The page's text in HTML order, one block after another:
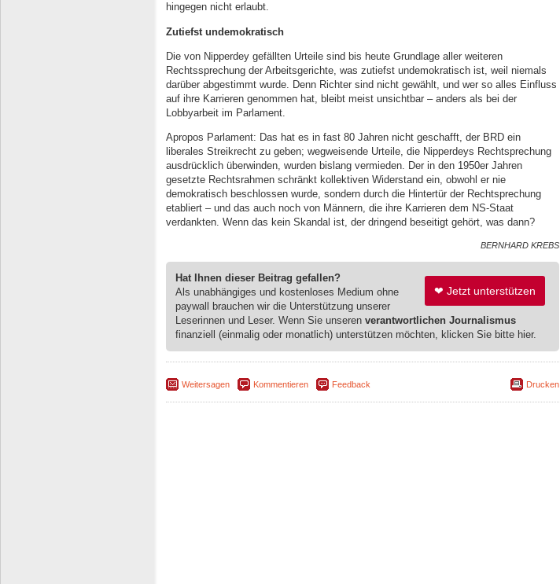
hingegen nicht erlaubt.
Zutiefst undemokratisch
Die von Nipperdey gefällten Urteile sind bis heute Grundlage aller weiteren
Rechtssprechung der Arbeitsgerichte, was zutiefst undemokratisch ist, weil niemals
darüber abgestimmt wurde. Denn Richter sind nicht gewählt, und wer so alles Einfluss
auf ihre Karrieren genommen hat, bleibt meist unsichtbar – anders als bei der
Lobbyarbeit im Parlament.
Apropos Parlament: Das hat es in fast 80 Jahren nicht geschafft, der BRD ein
liberales Streikrecht zu geben; wegweisende Urteile, die Nipperdeys Rechtsprechung
ausdrücklich überwinden, wurden bislang vermieden. Der in den 1950er Jahren
gesetzte Rechtsrahmen schränkt kollektiven Widerstand ein, obwohl er nie
demokratisch beschlossen wurde, sondern durch die Hintertür der Rechtsprechung
etabliert – und das auch noch von Männern, die ihre Karrieren dem NS-Staat
verdankten. Wenn das kein Skandal ist, der dringend beseitigt gehört, was dann?
BERNHARD KREBS
❤ Jetzt unterstützen
Hat Ihnen dieser Beitrag gefallen?
Als unabhängiges und kostenloses Medium ohne
paywall brauchen wir die Unterstützung unserer
Leserinnen und Leser. Wenn Sie unseren verantwortlichen Journalismus
finanziell (einmalig oder monatlich) unterstützen möchten, klicken Sie bitte hier.
Weitersagen Kommentieren Feedback Drucken